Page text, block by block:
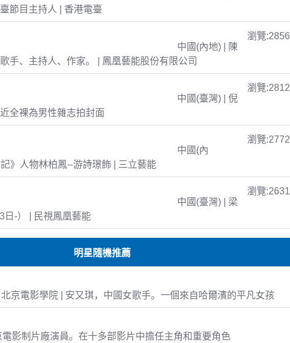
節目主持人 | 香港電臺
瀏覽:2856
中國(內地) | 陳
手、主持人、作家。 | 鳳凰藝能股份有限公司
瀏覽:2812
中國(臺灣) | 倪
全裸為男性雜志拍封面
瀏覽:2772
中國(內
》人物林柏鳳--游詩璟飾 | 三立藝能
瀏覽:2631
中國(臺灣) | 梁
日-） | 民視鳳凰藝能
明星隨機推薦
京電影學院 | 安又琪，中國女歌手。一個來自哈爾濱的平凡女孩
影制片廠演員。在十多部影片中擔任主角和重要角色